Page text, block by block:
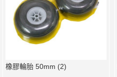
橡膠輪胎 50mm (2)